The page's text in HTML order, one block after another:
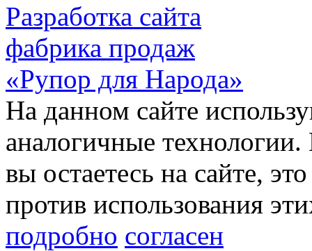
Разработка сайта
фабрика продаж
«Рупор для Народа»
На данном сайте
аналогичные
вы остаетесь на сайте,
против использования
подробно согласен